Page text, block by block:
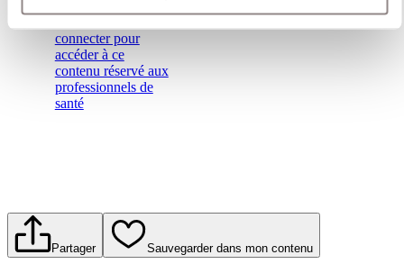
connecter pour
accéder à ce
contenu réservé aux
professionnels de
santé
Partager Sauvegarder dans mon contenu